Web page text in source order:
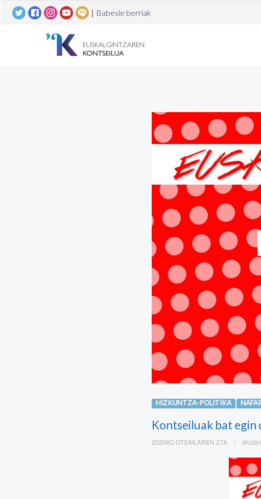
| Babesle berriak
HIZKUNTZA-POLITIKA
Kontseiluak bat
2020KO OTSAILAREN 27A